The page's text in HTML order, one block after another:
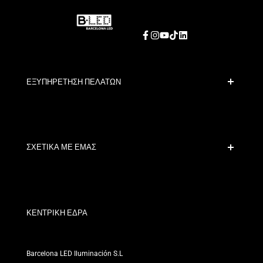
Facebook
Instagram
YouTube
TikTokLinkedIn
ΕΞΥΠΗΡΕΤΗΣΗ ΠΕΛΑΤΩΝ
Επικοινωνία
ΣΧΕΤΙΚΑ ΜΕ ΕΜΑΣ
Τα Καταστήματά μας
ΚΕΝΤΡΙΚΗ ΕΔΡΑ
Barcelona LED Iluminación S.L